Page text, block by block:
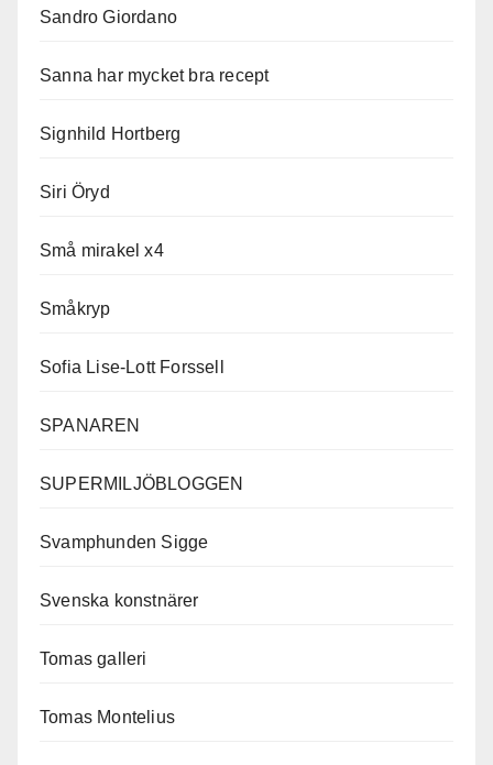
Sandro Giordano
Sanna har mycket bra recept
Signhild Hortberg
Siri Öryd
Små mirakel x4
Småkryp
Sofia Lise-Lott Forssell
SPANAREN
SUPERMILJÖBLOGGEN
Svamphunden Sigge
Svenska konstnärer
Tomas galleri
Tomas Montelius